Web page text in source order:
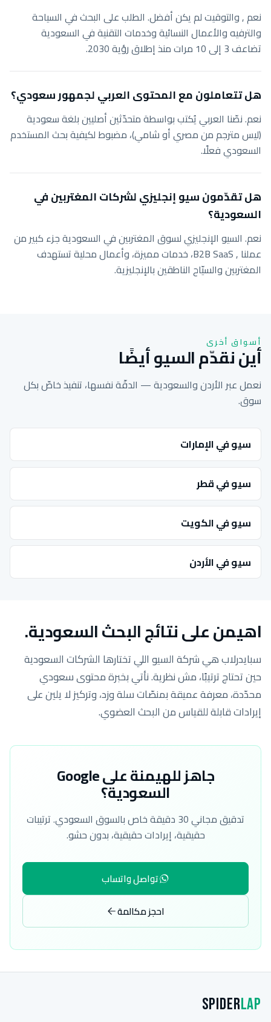
نعم , والتوقيت لم يكن أفضل. الطلب على البحث في السياحة
والترفيه والأعمال النسائية وخدمات التقنية في السعودية
تضاعف 3 إلى 10 مرات منذ إطلاق رؤية 2030.
هل تتعاملون مع المحتوى العربي لجمهور سعودي؟
نعم. نصّنا العربي يُكتب بواسطة متحدّثين أصليين بلغة سعودية
(ليس مترجم من مصري أو شامي)، مضبوط لكيفية بحث المستخدم
السعودي فعلًا.
هل تقدّمون سيو إنجليزي لشركات المغتربين في
السعودية؟
نعم. السيو الإنجليزي لسوق المغتربين في السعودية جزء كبير من
عملنا , B2B SaaS، خدمات مميزة، وأعمال محلية تستهدف
المغتربين والسيّاح الناطقين بالإنجليزية.
أسواق أخرى
أين نقدّم السيو أيضًا
نعمل عبر الأردن والسعودية — الدقّة نفسها، تنفيذ خاصّ بكل
سوق.
سيو في الإمارات
سيو في قطر
سيو في الكويت
سيو في الأردن
اهيمن على نتائج البحث السعودية.
سبايدرلاب هي شركة السيو اللي تختارها الشركات السعودية
حين تحتاج ترتيبًا، مش نظرية. نأتي بخبرة محتوى سعودي
محدّدة، معرفة عميقة بمنصّات سلة وزد، وتركيز لا يلين على
إيرادات قابلة للقياس من البحث العضوي.
جاهز للهيمنة على Google
السعودية؟
تدقيق مجاني 30 دقيقة خاص بالسوق السعودي. ترتيبات
حقيقية، إيرادات حقيقية، بدون حشو.
تواصل واتساب
احجز مكالمة
SpiderLap